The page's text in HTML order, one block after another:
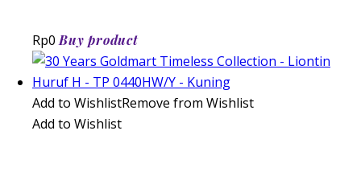
Rp0 Buy product
Add to WishlistRemove from Wishlist
Add to Wishlist